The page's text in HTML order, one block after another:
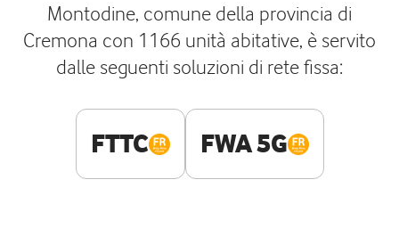
Montodine, comune della provincia di
Cremona con 1166 unità abitative, è servito
dalle seguenti soluzioni di rete fissa:
FTTC FWA 5G